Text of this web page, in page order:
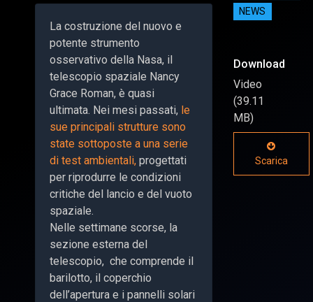
La costruzione del nuovo e
potente strumento
osservativo della Nasa, il
telescopio spaziale Nancy
Grace Roman, è quasi
ultimata. Nei mesi passati, le
sue principali strutture sono
state sottoposte a una serie
di test ambientali, progettati
per riprodurre le condizioni
critiche del lancio e del vuoto
spaziale.
Nelle settimane scorse, la
sezione esterna del
telescopio, che comprende il
barilotto, il coperchio
dell’apertura e i pannelli solari
NEWS
Download
Video
(39.11
MB)
Scarica